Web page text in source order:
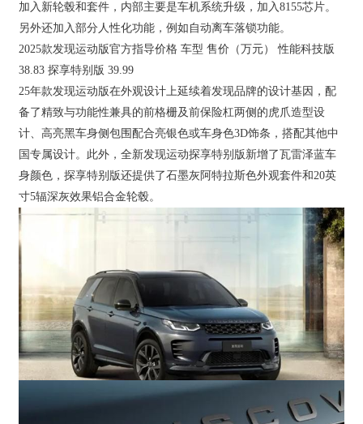
加入新轮毂和套件，内部主要是车机系统升级，加入8155芯片。
另外还加入部分人性化功能，例如自动离车落锁功能。
2025款发现运动版官方指导价格 车型 售价（万元） 性能科技版
38.83 探享特别版 39.99
25年款发现运动版在外观设计上延续着发现品牌的设计基因，配
备了精致与功能性兼具的前格栅及前保险杠两侧的虎爪造型设
计、高亮黑车身侧包围配合亮银色或车身色3D饰条，搭配其他中
国专属设计。此外，全新发现运动探享特别版新增了瓦雷泽蓝车
身颜色，探享特别版还提供了石墨灰阿特拉斯色外观套件和20英
寸5辐深灰效果铝合金轮毂。